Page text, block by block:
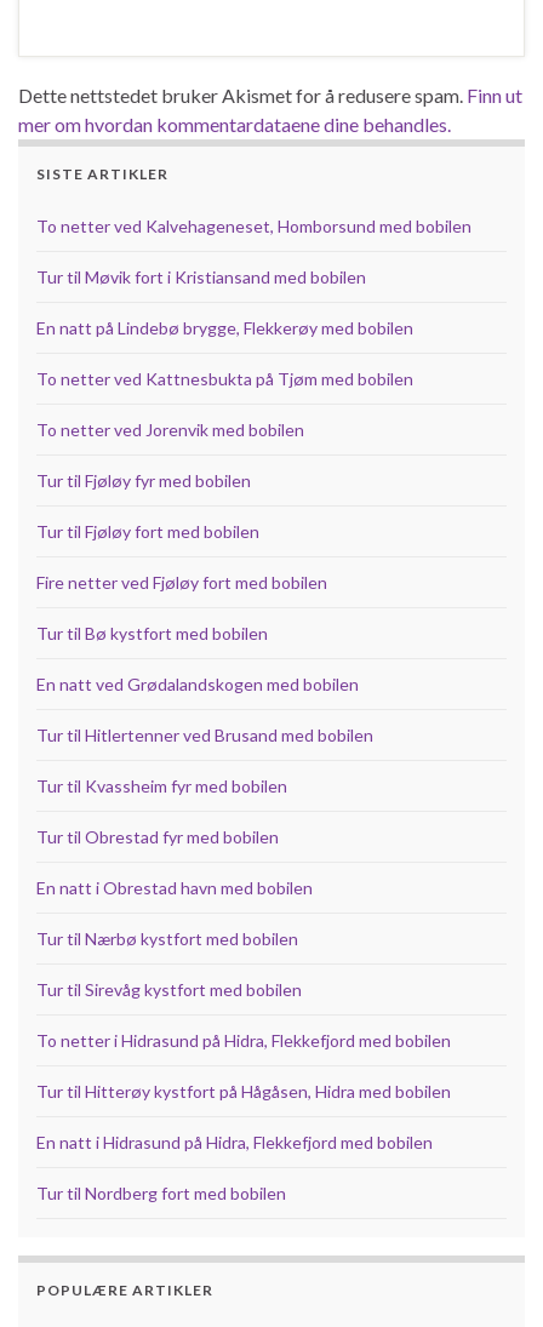
Dette nettstedet bruker Akismet for å redusere spam. Finn ut
mer om hvordan kommentardataene dine behandles.
SISTE ARTIKLER
To netter ved Kalvehageneset, Homborsund med bobilen
Tur til Møvik fort i Kristiansand med bobilen
En natt på Lindebø brygge, Flekkerøy med bobilen
To netter ved Kattnesbukta på Tjøm med bobilen
To netter ved Jorenvik med bobilen
Tur til Fjøløy fyr med bobilen
Tur til Fjøløy fort med bobilen
Fire netter ved Fjøløy fort med bobilen
Tur til Bø kystfort med bobilen
En natt ved Grødalandskogen med bobilen
Tur til Hitlertenner ved Brusand med bobilen
Tur til Kvassheim fyr med bobilen
Tur til Obrestad fyr med bobilen
En natt i Obrestad havn med bobilen
Tur til Nærbø kystfort med bobilen
Tur til Sirevåg kystfort med bobilen
To netter i Hidrasund på Hidra, Flekkefjord med bobilen
Tur til Hitterøy kystfort på Hågåsen, Hidra med bobilen
En natt i Hidrasund på Hidra, Flekkefjord med bobilen
Tur til Nordberg fort med bobilen
POPULÆRE ARTIKLER